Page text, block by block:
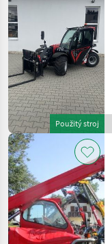
Použitý stroj